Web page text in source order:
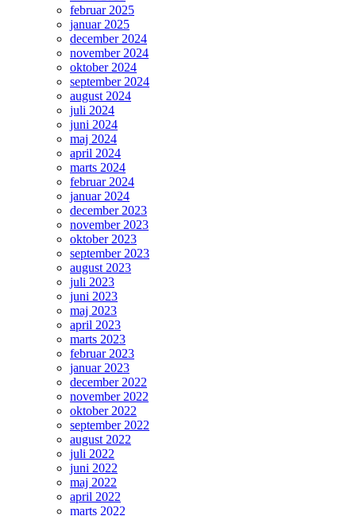
februar 2025
januar 2025
december 2024
november 2024
oktober 2024
september 2024
august 2024
juli 2024
juni 2024
maj 2024
april 2024
marts 2024
februar 2024
januar 2024
december 2023
november 2023
oktober 2023
september 2023
august 2023
juli 2023
juni 2023
maj 2023
april 2023
marts 2023
februar 2023
januar 2023
december 2022
november 2022
oktober 2022
september 2022
august 2022
juli 2022
juni 2022
maj 2022
april 2022
marts 2022